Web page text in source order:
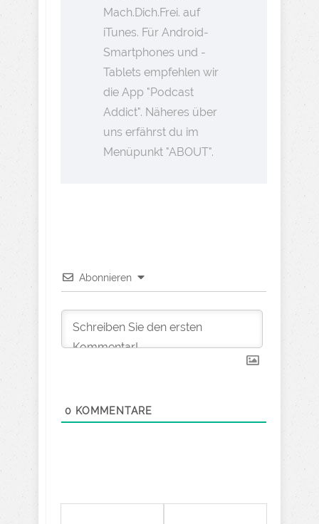
Mach.Dich.Frei. auf
iTunes. Für Android-
Smartphones und -
Tablets empfehlen wir
die App "Podcast
Addict". Näheres über
uns erfährst du im
Menüpunkt "ABOUT".
Abonnieren
0 KOMMENTARE